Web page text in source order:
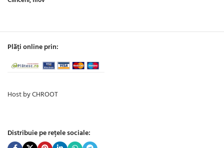
Plăți online prin:
Host by CHROOT
Distribuie pe rețele sociale: